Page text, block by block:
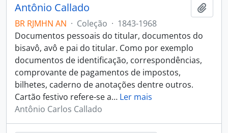
Antônio Callado
BR RJMHN AN · Coleção · 1843-1968
Documentos pessoais do titular, documentos do
bisavô, avô e pai do titular. Como por exemplo
documentos de identificação, correspondências,
comprovante de pagamentos de impostos,
bilhetes, caderno de anotações dentre outros.
Cartão festivo refere-se a… Ler mais
Antônio Carlos Callado